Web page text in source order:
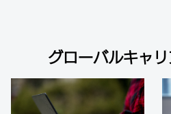
グローバルキャ